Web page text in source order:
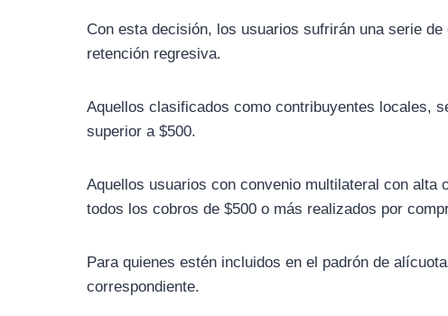
Con esta decisión, los usuarios sufrirán una serie
retención regresiva.
Aquellos clasificados como contribuyentes locales,
superior a $500.
Aquellos usuarios con convenio multilateral con alta
todos los cobros de $500 o más realizados por
Para quienes estén incluidos en el padrón de
correspondiente.